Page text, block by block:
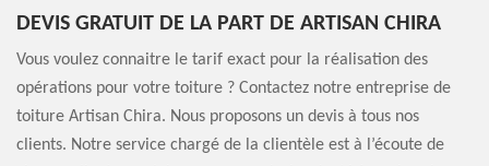
DEVIS GRATUIT DE LA PART DE ARTISAN CHIRA
Vous voulez connaitre le tarif exact pour la réalisation des
opérations pour votre toiture ? Contactez notre entreprise de
toiture Artisan Chira. Nous proposons un devis à tous nos
clients. Notre service chargé de la clientèle est à l’écoute de